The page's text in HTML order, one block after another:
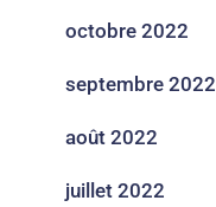
octobre 2022
septembre 2022
août 2022
juillet 2022